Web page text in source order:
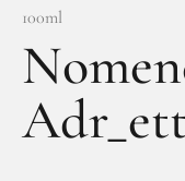
100ml